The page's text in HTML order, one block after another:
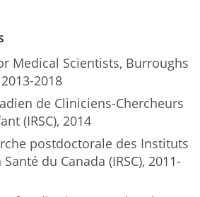
Medical Scientists, Burroughs
2018
de Cliniciens-Chercheurs
(IRSC), 2014
postdoctorale des Instituts
du Canada (IRSC), 2011-